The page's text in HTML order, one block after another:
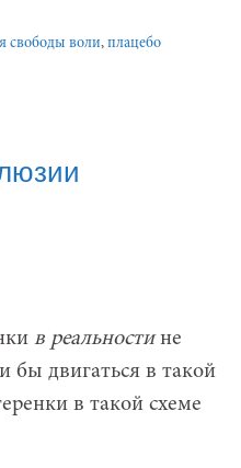
свободы воли, плацебо
в реальностине
бы двигаться в такой
в такой схеме